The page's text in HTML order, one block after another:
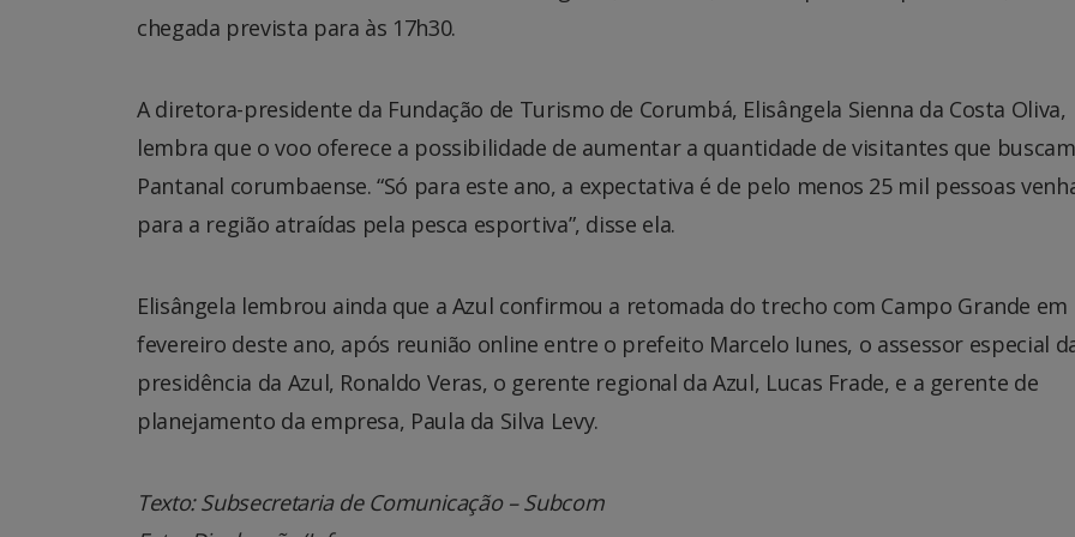
chegada prevista para às 17h30.
A diretora-presidente da Fundação de Turismo de Corumbá, Elisângela Sienna da Costa Oliva,
lembra que o voo oferece a possibilidade de aumentar a quantidade de visitantes que
Pantanal corumbaense. “Só para este ano, a expectativa é de pelo menos 25 mil pessoas
para a região atraídas pela pesca esportiva”, disse ela.
Elisângela lembrou ainda que a Azul confirmou a retomada do trecho com Campo Grande em
fevereiro deste ano, após reunião online entre o prefeito Marcelo Iunes, o assessor especial
presidência da Azul, Ronaldo Veras, o gerente regional da Azul, Lucas Frade, e a gerente de
planejamento da empresa, Paula da Silva Levy.
Texto: Subsecretaria de Comunicação – Subcom